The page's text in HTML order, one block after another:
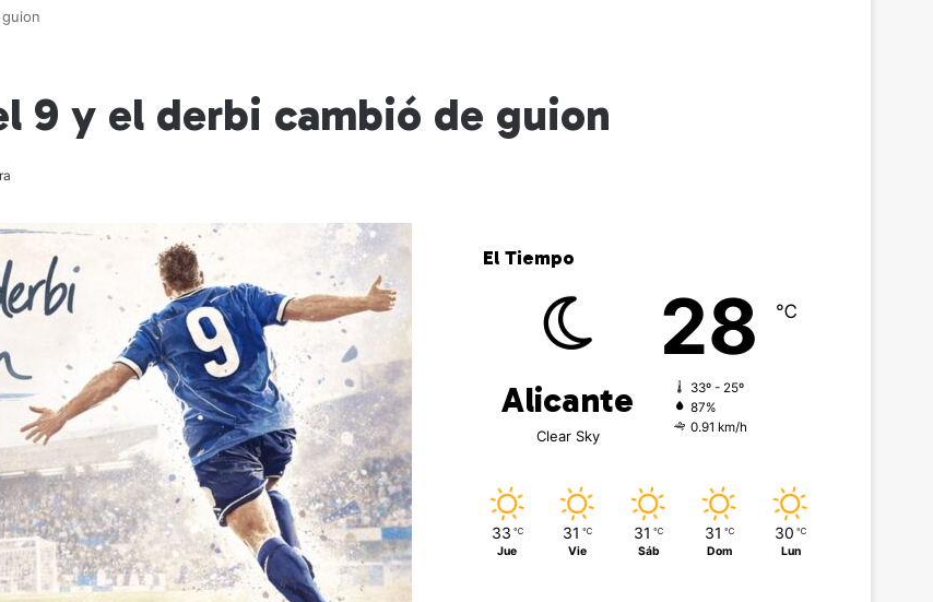
9 y el derbi cambió de guion
El Tiempo
Alicante
Clear Sky
28 ℃
33º - 25º
87%
0.91 km/h
33 ℃
Jue
31 ℃
Vie
31 ℃
Sáb
31 ℃
Dom
30 ℃
Lun